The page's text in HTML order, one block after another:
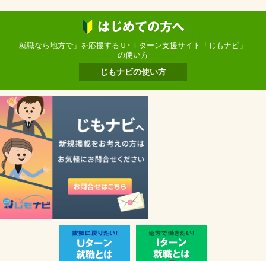
就職なら地方で」を応援するＵ･Ｉターン支援サイト「じもナビ」
の使い方
じもナビの使い方